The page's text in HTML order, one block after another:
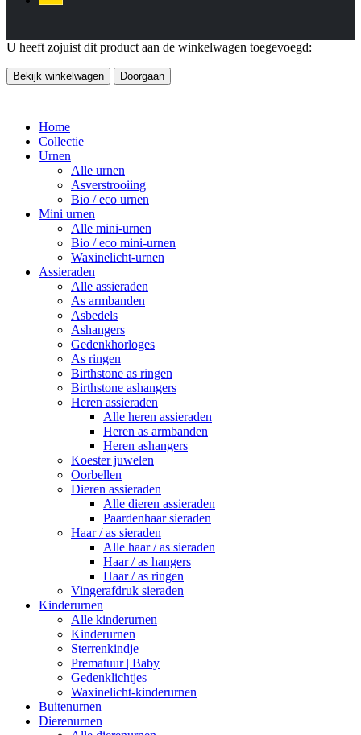
U heeft zojuist dit product aan de winkelwagen toegevoegd:
Bekijk winkelwagen Doorgaan
Home
Collectie
Urnen
Alle urnen
Asverstrooiing
Bio / eco urnen
Mini urnen
Alle mini-urnen
Bio / eco mini-urnen
Waxinelicht-urnen
Assieraden
Alle assieraden
As armbanden
Asbedels
Ashangers
Gedenkhorloges
As ringen
Birthstone as ringen
Birthstone ashangers
Heren assieraden
Alle heren assieraden
Heren as armbanden
Heren ashangers
Koester juwelen
Oorbellen
Dieren assieraden
Alle dieren assieraden
Paardenhaar sieraden
Haar / as sieraden
Alle haar / as sieraden
Haar / as hangers
Haar / as ringen
Vingerafdruk sieraden
Kinderurnen
Alle kinderurnen
Kinderurnen
Sterrenkindje
Prematuur | Baby
Gedenklichtjes
Waxinelicht-kinderurnen
Buitenurnen
Dierenurnen